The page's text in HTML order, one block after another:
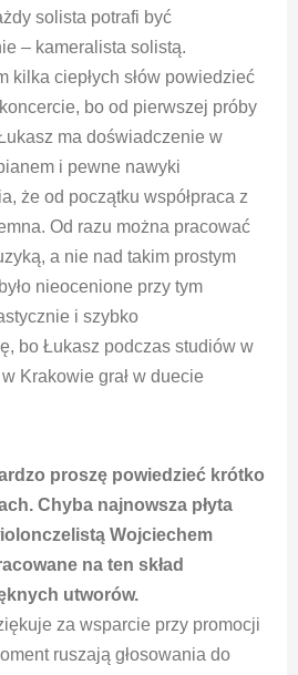
solista potrafi być
– kameralista solistą.
kilka ciepłych słów powiedzieć
bo od pierwszej próby
ma doświadczenie w
i pewne nawyki
że od początku współpraca z
Od razu można pracować
a nie nad takim prostym
nieocenione przy tym
i szybko
bo Łukasz podczas studiów w
Krakowie grał w duecie
proszę powiedzieć krótko
Chyba najnowsza płyta
Wojciechem
na ten skład
utworów.
za wsparcie przy promocji
ruszają głosowania do